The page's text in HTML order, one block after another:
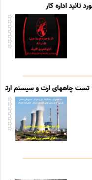
اداره کار
چاههای ارت و سیستم